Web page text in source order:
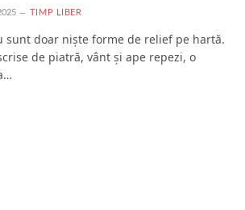
TIMP LIBER
sunt doar niște forme de relief pe hartă.
de piatră, vânt și ape repezi, o